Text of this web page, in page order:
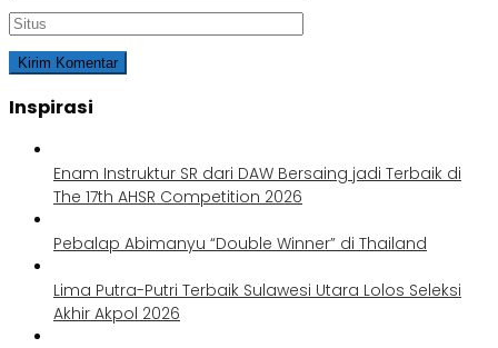
Inspirasi
Enam Instruktur SR dari DAW Bersaing jadi Terbaik di
The 17th AHSR Competition 2026
Pebalap Abimanyu “Double Winner” di Thailand
Lima Putra-Putri Terbaik Sulawesi Utara Lolos Seleksi
Akhir Akpol 2026